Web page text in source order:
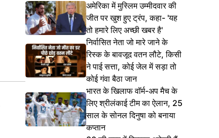
अमेरिका में मुस्लिम उम्मीदवार की
जीत पर खुश हुए ट्रंप, कहा- 'यह
तो हमारे लिए अच्छी खबर है'
निर्वासित नेता जो मारे जाने के
रिस्क के बावजूद वतन लौटे, किसी
ने पाई सत्ता, कोई जेल में सड़ा तो
कोई गंवा बैठा जान
भारत के खिलाफ वॉर्म-अप मैच के
लिए श्रीलंकाई टीम का ऐलान, 25
साल के सोनल दिनुषा को बनाया
कप्तान